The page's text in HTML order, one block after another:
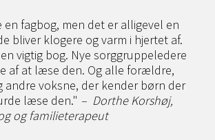
en fagbog, men det er alligevel en
bliver klogere og varm i hjertet af.
vigtig bog. Nye sorggruppeledere
af at læse den. Og alle forældre,
andre voksne, der kender børn der
læse den." – Dorthe Korshøj,
og familieterapeut